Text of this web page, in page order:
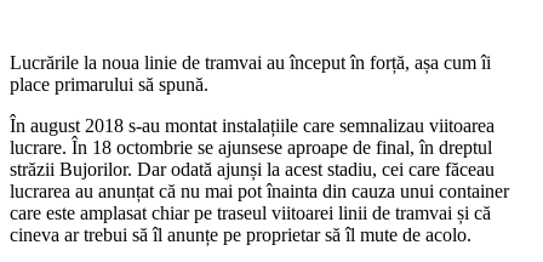
Lucrările la noua linie de tramvai au început în forță, așa cum îi
place primarului să spună.
În august 2018 s-au montat instalațiile care semnalizau viitoarea
lucrare. În 18 octombrie se ajunsese aproape de final, în dreptul
străzii Bujorilor. Dar odată ajunși la acest stadiu, cei care făceau
lucrarea au anunțat că nu mai pot înainta din cauza unui container
care este amplasat chiar pe traseul viitoarei linii de tramvai și că
cineva ar trebui să îl anunțe pe proprietar să îl mute de acolo.